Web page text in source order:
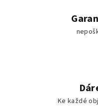
Ke každé